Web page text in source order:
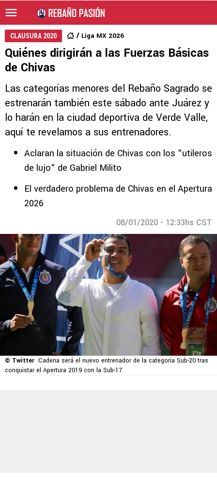
CLAUSURA 2020 Liga MX 2026
Quiénes dirigirán a las Fuerzas Básicas
de Chivas
Las categorías menores del Rebaño Sagrado se
estrenarán también este sábado ante Juárez y
lo harán en la ciudad deportiva de Verde Valle,
aquí te revelamos a sus entrenadores.
Aclaran la situación de Chivas con los "utileros
de lujo" de Gabriel Milito
El verdadero problema de Chivas en el Apertura
2026
08/01/2020 - 12:33hs CST
© Twitter Cadena será el nuevo entrenador de la categoría Sub-20 tras
conquistar el Apertura 2019 con la Sub-17